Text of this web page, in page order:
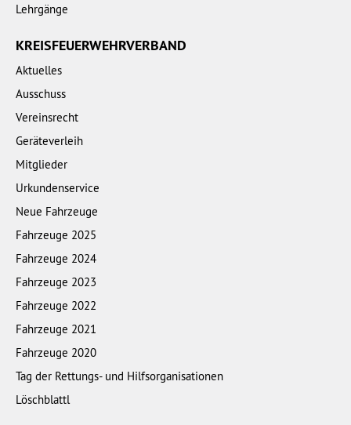
Lehrgänge
KREISFEUERWEHRVERBAND
Aktuelles
Ausschuss
Vereinsrecht
Geräteverleih
Mitglieder
Urkundenservice
Neue Fahrzeuge
Fahrzeuge 2025
Fahrzeuge 2024
Fahrzeuge 2023
Fahrzeuge 2022
Fahrzeuge 2021
Fahrzeuge 2020
Tag der Rettungs- und Hilfsorganisationen
Löschblattl